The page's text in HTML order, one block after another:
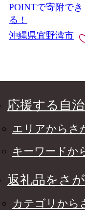
れ墨 模様 文様 柄 デザ
イン | 沖縄県 宜野湾市
送料無料
POINTで寄附でき
る！
沖縄県宜野湾市
応援する自
エリアからさ
キーワードか
返礼品をさ
カテゴリから